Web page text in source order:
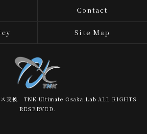
Contact
Site Map
交換 TNK Ultimate Osaka.Lab ALL RIGHTS
RESERVED.